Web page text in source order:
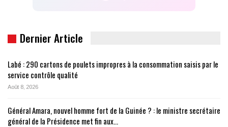
Dernier Article
Labé : 290 cartons de poulets impropres à la consommation saisis par le
service contrôle qualité
Août 8, 2026
Général Amara, nouvel homme fort de la Guinée ? : le ministre secrétaire
général de la Présidence met fin aux…